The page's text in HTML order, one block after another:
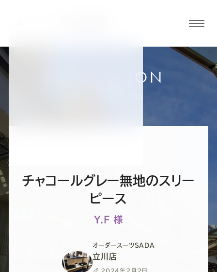
ルメ
ス
ダ
ー
ス
ダ
ー
ス
ダ
ス
COLLECTION
チャコールグレー無地のスリー
ピース
Y.F 様
オーダースーツSADA
立川店